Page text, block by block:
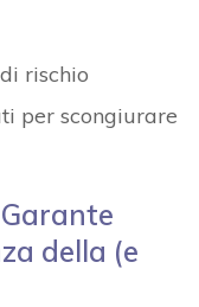
rischio
per scongiurare
della (e